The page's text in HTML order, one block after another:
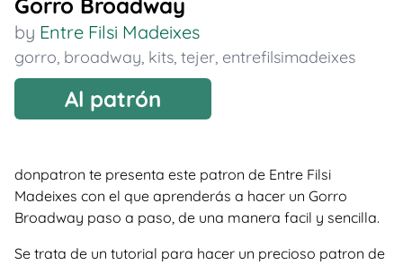
Gorro Broadway
by Entre Filsi Madeixes
gorro, broadway, kits, tejer, entrefilsimadeixes
Al patrón
donpatron te presenta este patron de Entre Filsi
Madeixes con el que aprenderás a hacer un Gorro
Broadway paso a paso, de una manera facil y sencilla.
Se trata de un tutorial para hacer un precioso patron de